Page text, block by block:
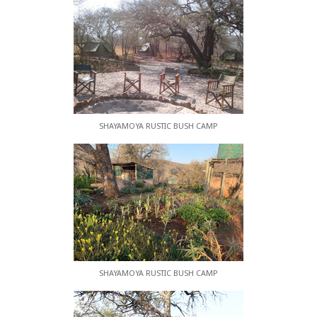
Angelausflug. Guides, Boote und Ausrüstung
können im Camp gemietet werden. Bekannte
Wildreservate wie Mkuze, Hluhluwe und Tembe
sind innerhalb einer Autostunde erreichbar und
eignen sich hervorragend für Pirschfahrten. Das
Pongolapoort-Tal und der Jozini-See sind ideal für
die Vogelbeobachtung. Bringen Sie also Ihr
Für Tauchbegeisterte sind Resorts wie Sodwana
Bay und Ponta d'Ouro ebenso wie das Königreich
Swasiland nur eine kurze Autofahrt entfernt.
SHAYAMOYA RUSTIC BUSH CAMP
SHAYAMOYA RUSTIC BUSH CAMP